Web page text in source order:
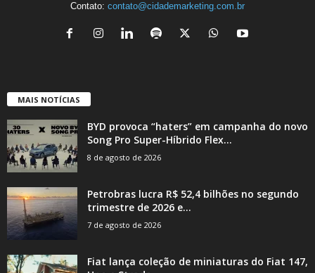
Contato: contato@cidademarketing.com.br
MAIS NOTÍCIAS
BYD provoca “haters” em campanha do novo
Song Pro Super-Híbrido Flex...
8 de agosto de 2026
Petrobras lucra R$ 52,4 bilhões no segundo
trimestre de 2026 e...
7 de agosto de 2026
Fiat lança coleção de miniaturas do Fiat 147,